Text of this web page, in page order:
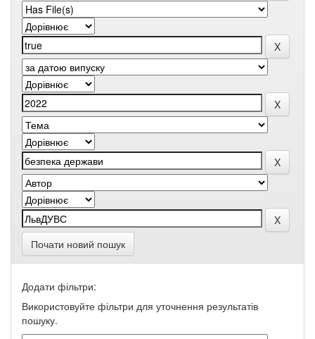
Почати новий пошук
Додати фільтри:
Використовуйте фільтри для уточнення результатів
пошуку.